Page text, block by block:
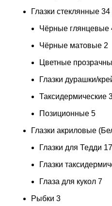
Глазки стеклянные 34
Чёрные глянцевые
Чёрные матовые 2
Цветные
Глазки дурашки/
Таксидермические
Позиционные 5
Глазки акриловые
Глазки для Тедди 17
Глазки
Глаза для кукол 7
Рыбки 3